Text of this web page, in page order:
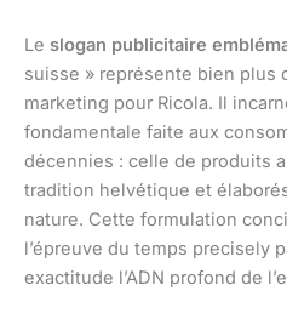
Le slogan publicitaire
suisse » représente bien plus
marketing pour Ricola. Il
fondamentale faite aux
décennies : celle de produits
tradition helvétique et
nature. Cette formulation
l’épreuve du temps precisely
exactitude l’ADN profond de